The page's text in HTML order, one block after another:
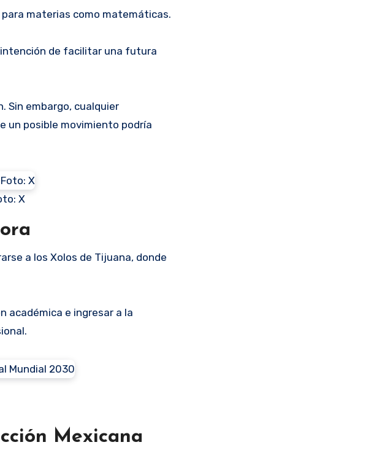
materias como matemáticas.
de facilitar una futura
Sin embargo, cualquier
un posible movimiento podría
X
a los Xolos de Tijuana, donde
académica e ingresar a la
Mexicana